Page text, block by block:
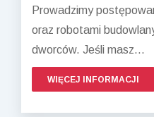
Prowadzimy
oraz robotami
dworców. Jeśli masz...
WIĘCEJ INFORMACJI